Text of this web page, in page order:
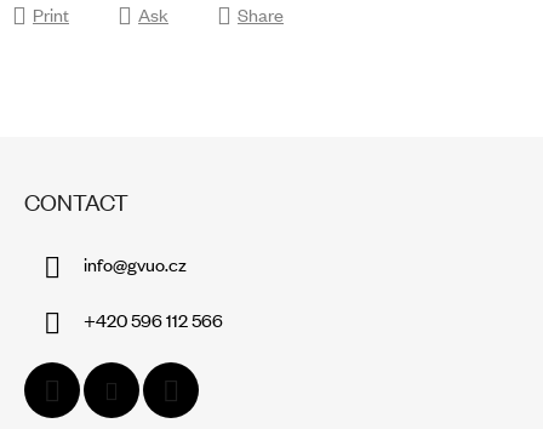
Print Ask Share
CONTACT
info@gvuo.cz
+420 596 112 566